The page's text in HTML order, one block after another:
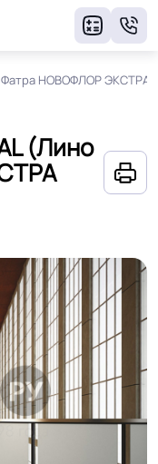
Фатра НОВОФЛОР
(Лино